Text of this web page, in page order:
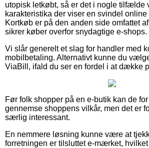
utopisk letkøbt, så er det i nogle tilfælde
karakteristika der viser en svindel online
Kortkøb er på den anden side omfattet
sikrer køber overfor snydagtige e-shops.
Vi slår generelt et slag for handler med
mobilbetaling. Alternativt kunne du
ViaBill, ifald du ser en fordel i at dække
Før folk shopper på en e-butik kan de
gennemse shoppens vilkår, men det er
særlig interessant.
En nemmere løsning kunne være at
forretningen er tilsluttet e-mærket,